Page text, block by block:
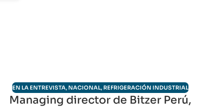
EN LA ENTREVISTA, NACIONAL, REFRIGERACIÓN INDUSTRIAL
Managing director de Bitzer Perú,